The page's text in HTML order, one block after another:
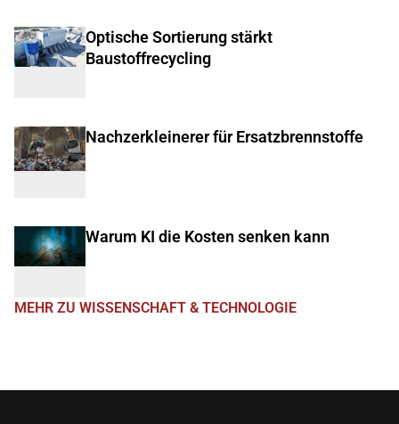
Optische Sortierung stärkt
Baustoffrecycling
Nachzerkleinerer für Ersatzbrennstoffe
Warum KI die Kosten senken kann
MEHR ZU WISSENSCHAFT & TECHNOLOGIE